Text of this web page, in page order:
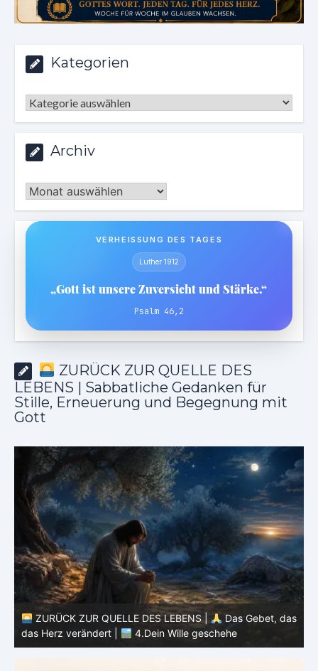
Kategorien
Kategorien
Archiv
Archiv
VERHEISSUNG DES TAGES
Luther 1912
„Gott ist unsere Zuversicht und Stärke.“
Psalm 46,2
ZURÜCK ZUR QUELLE DES
LEBENS | Sabbatliche Gedanken für
Stille, Erneuerung und Begegnung mit
Gott
ZURÜCK ZUR QUELLE DES LEBENS |
Das Gebet, das
das Herz verändert |
4.Dein Wille geschehe